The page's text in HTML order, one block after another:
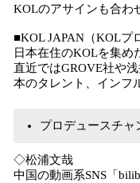
KOLのアサインも合わ
■KOL JAPAN（KOLプ
日本在住のKOLを集め
直近ではGROVE社や
本のタレント、インフ
プロデュースチャ
◇松浦文哉
中国の動画系SNS「